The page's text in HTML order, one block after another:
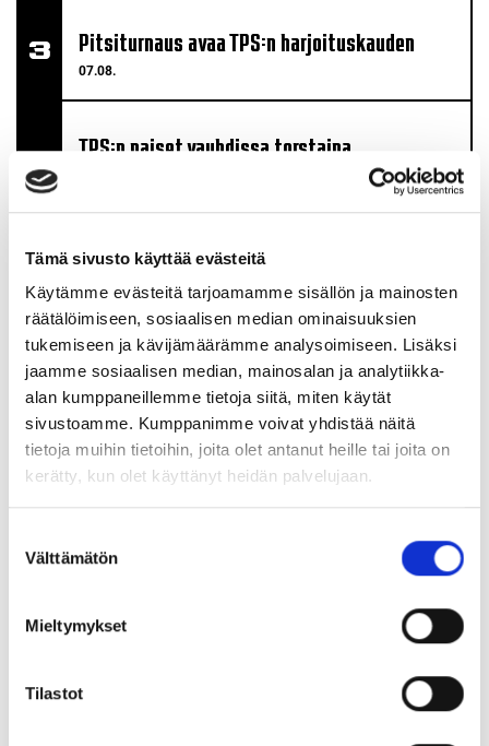
Tämä sivusto käyttää evästeitä
Käytämme evästeitä tarjoamamme sisällön ja mainosten
räätälöimiseen, sosiaalisen median ominaisuuksien
tukemiseen ja kävijämäärämme analysoimiseen. Lisäksi
jaamme sosiaalisen median, mainosalan ja analytiikka-
alan kumppaneillemme tietoja siitä, miten käytät
sivustoamme. Kumppanimme voivat yhdistää näitä
tietoja muihin tietoihin, joita olet antanut heille tai joita on
kerätty, kun olet käyttänyt heidän palvelujaan.
valinta
Välttämätön
Mieltymykset
Tilastot
07.08.
Pitsiturnaus avaa TPS:n harjoituskauden
06.08.
TPS:n naiset vauhdissa torstaina
04.08.
Superkauden 2026-2027 irtoliput nyt
myynnissä!
SEURAAVAT KOTIOTTELUT
PERJANTAI 14.8. 18:30